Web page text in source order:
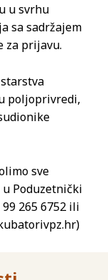
u svrhu
sa sadržajem
za prijavu.
poljoprivredi,
sve
Poduzetnički
265 6752 ili